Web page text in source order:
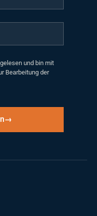
gelesen und bin mit
Bearbeitung der